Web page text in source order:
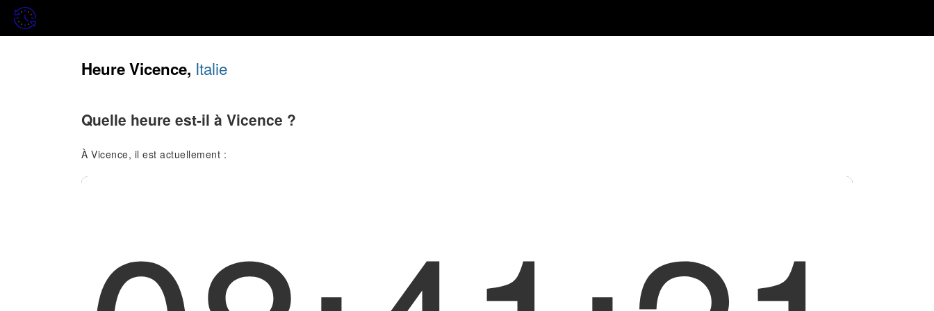
Heure Vicence, Italie
Quelle heure est-il à Vicence ?
À Vicence, il est actuellement :